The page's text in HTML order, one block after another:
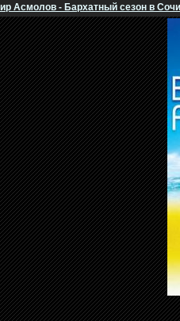
Асмолов - Бархатный сезон в